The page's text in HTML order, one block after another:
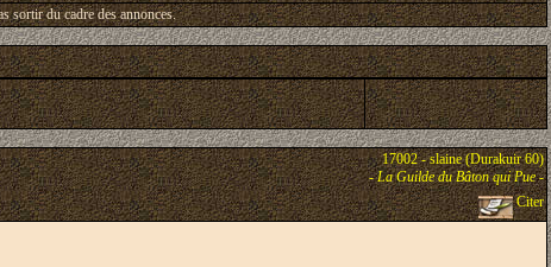
sortir du cadre des annonces.
17002 - slaine (Durakuir 60)
-La Guilde du Bâton qui Pue-
Citer